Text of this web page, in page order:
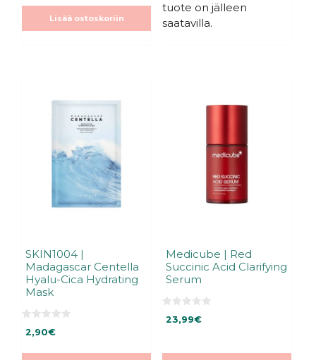
Lisää ostoskoriin
tuote on jälleen
saatavilla.
SKIN1004 |
Madagascar Centella
Hyalu-Cica Hydrating
Mask
5
s
2,90€
Medicube | Red
Succinic Acid Clarifying
Serum
523,99€